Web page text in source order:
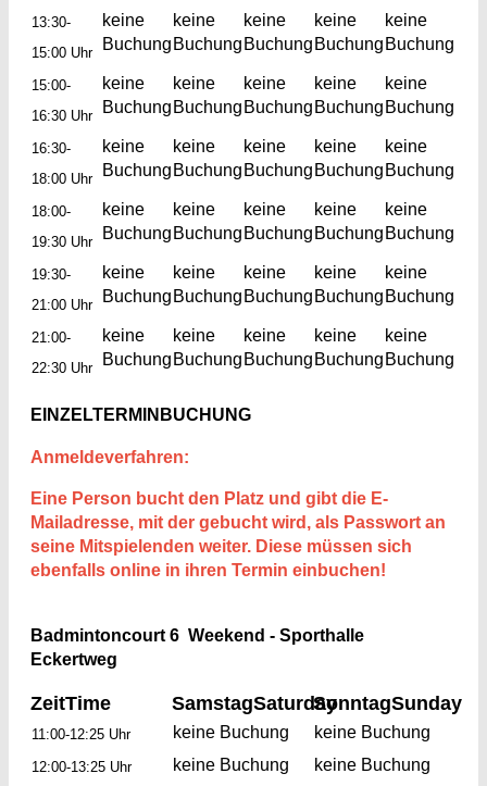
13:30-
15:00 Uhr
keine
Buchung
keine
Buchung
keine
Buchung
keine
Buchung
keine
Buchung
15:00-
16:30 Uhr
keine
Buchung
keine
Buchung
keine
Buchung
keine
Buchung
keine
Buchung
16:30-
18:00 Uhr
keine
Buchung
keine
Buchung
keine
Buchung
keine
Buchung
keine
Buchung
18:00-
19:30 Uhr
keine
Buchung
keine
Buchung
keine
Buchung
keine
Buchung
keine
Buchung
19:30-
21:00 Uhr
keine
Buchung
keine
Buchung
keine
Buchung
keine
Buchung
keine
Buchung
21:00-
22:30 Uhr
keine
Buchung
keine
Buchung
keine
Buchung
keine
Buchung
keine
Buchung
EINZELTERMINBUCHUNG
Anmeldeverfahren:
Eine Person bucht den Platz und gibt die E-
Mailadresse, mit der gebucht wird, als Passwort an
seine Mitspielenden weiter. Diese müssen sich
ebenfalls online in ihren Termin einbuchen!
Badmintoncourt 6 Weekend - Sporthalle
Eckertweg
ZeitTime SamstagSaturdaySonntagSunday
11:00-12:25 Uhr keine Buchung keine Buchung
12:00-13:25 Uhr keine Buchung keine Buchung